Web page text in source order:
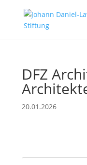
DFZ
20.01.2026